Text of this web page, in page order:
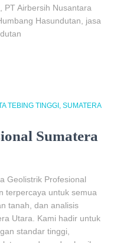
PT Airbersih Nusantara
Hasundutan, jasa
TEBING TINGGI
SUMATERA
Sumatera
Geolistrik Profesional
terpercaya untuk semua
tanah, dan analisis
Utara. Kami hadir untuk
standar tinggi,